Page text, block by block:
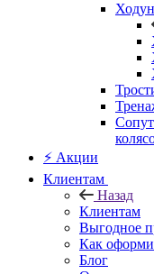
⚡ Акции
Клиентам
Назад
Клиентам
Выгодное
Как
Блог